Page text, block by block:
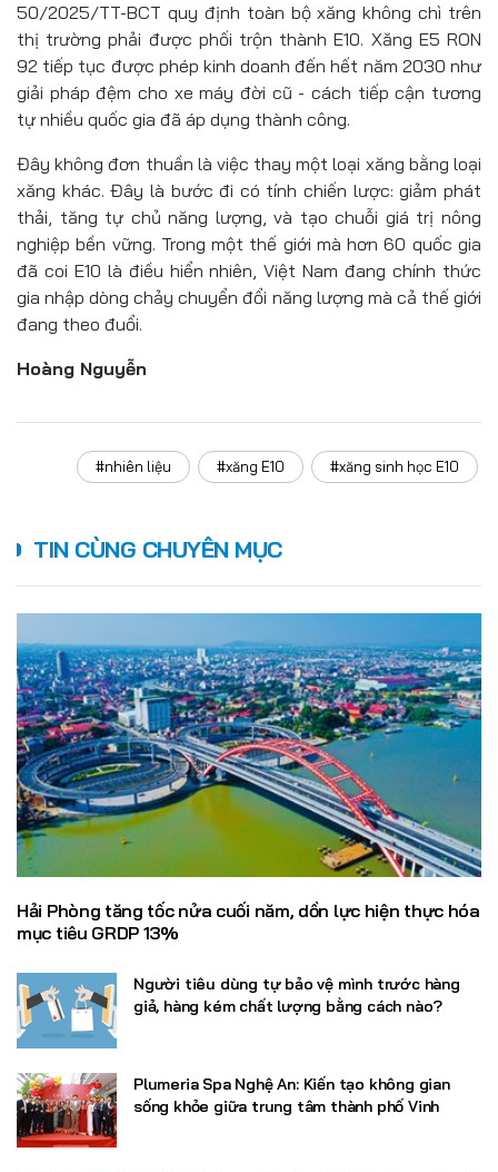
50/2025/TT-BCT quy định toàn bộ xăng không chì trên
thị trường phải được phối trộn thành E10. Xăng E5 RON
92 tiếp tục được phép kinh doanh đến hết năm 2030 như
giải pháp đệm cho xe máy đời cũ - cách tiếp cận tương
tự nhiều quốc gia đã áp dụng thành công.
Đây không đơn thuần là việc thay một loại xăng bằng loại
xăng khác. Đây là bước đi có tính chiến lược: giảm phát
thải, tăng tự chủ năng lượng, và tạo chuỗi giá trị nông
nghiệp bền vững. Trong một thế giới mà hơn 60 quốc gia
đã coi E10 là điều hiển nhiên, Việt Nam đang chính thức
gia nhập dòng chảy chuyển đổi năng lượng mà cả thế giới
đang theo đuổi.
Hoàng Nguyễn
#nhiên liệu #xăng E10 #xăng sinh học E10
TIN CÙNG CHUYÊN MỤC
Hải Phòng tăng tốc nửa cuối năm, dồn lực hiện thực hóa
mục tiêu GRDP 13%
Người tiêu dùng tự bảo vệ mình trước hàng
giả, hàng kém chất lượng bằng cách nào?
Plumeria Spa Nghệ An: Kiến tạo không gian
sống khỏe giữa trung tâm thành phố Vinh